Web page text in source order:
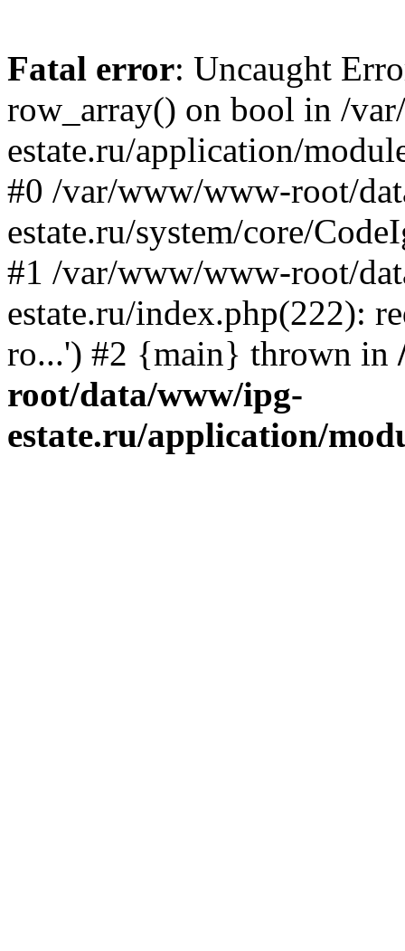
Fatal error: Uncaught
row_array() on bool in /
estate.ru/application/
#0 /var/www/www-root/
estate.ru/system/core/
#1 /var/www/www-root/
estate.ru/index.php(222):
ro...') #2 {main} thrown in
root/data/www/ipg-
estate.ru/application/